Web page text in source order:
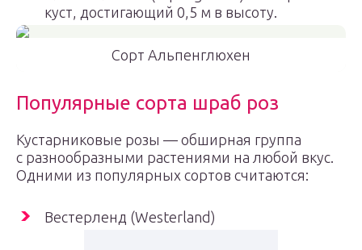
куст, достигающий 0,5 м в высоту.
Сорт Альпенглюхен
Популярные сорта шраб роз
Кустарниковые розы — обширная группа
с разнообразными растениями на любой вкус.
Одними из популярных сортов считаются:
Вестерленд (Westerland)